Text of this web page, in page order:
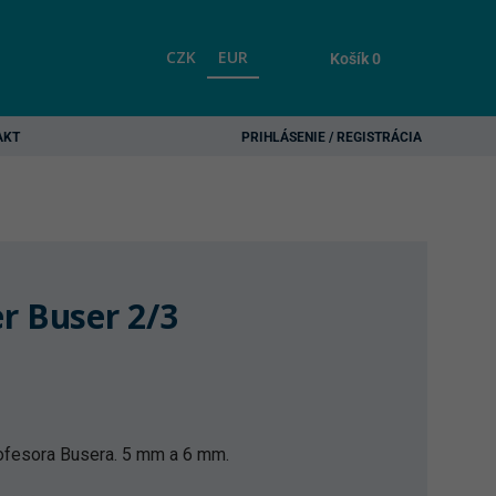
CZK EUR Košík0
PRIHLÁSENIE / REGISTRÁCIA
Buser 2/3
Busera. 5 mm a 6 mm.